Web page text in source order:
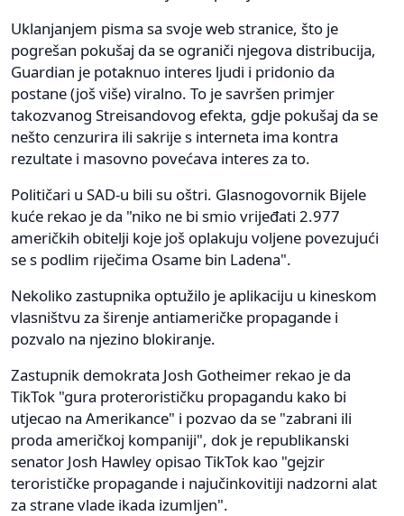
Uklanjanjem pisma sa svoje web stranice, što je
pogrešan pokušaj da se ograniči njegova distribucija,
Guardian je potaknuo interes ljudi i pridonio da
postane (još više) viralno. To je savršen primjer
takozvanog Streisandovog efekta, gdje pokušaj da se
nešto cenzurira ili sakrije s interneta ima kontra
rezultate i masovno povećava interes za to.
Političari u SAD-u bili su oštri. Glasnogovornik Bijele
kuće rekao je da "niko ne bi smio vrijeđati 2.977
američkih obitelji koje još oplakuju voljene povezujući
se s podlim riječima Osame bin Ladena".
Nekoliko zastupnika optužilo je aplikaciju u kineskom
vlasništvu za širenje antiameričke propagande i
pozvalo na njezino blokiranje.
Zastupnik demokrata Josh Gotheimer rekao je da
TikTok "gura proterorističku propagandu kako bi
utjecao na Amerikance" i pozvao da se "zabrani ili
proda američkoj kompaniji", dok je republikanski
senator Josh Hawley opisao TikTok kao "gejzir
terorističke propagande i najučinkovitiji nadzorni alat
za strane vlade ikada izumljen".